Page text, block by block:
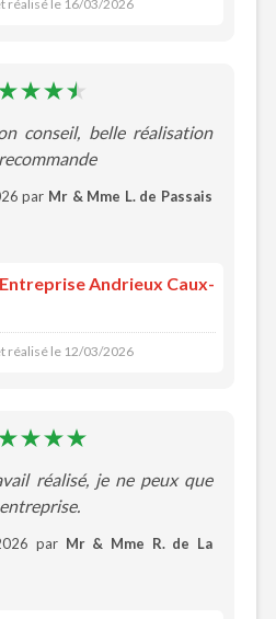
réalisé le 16/03/2026
conseil, belle réalisation
par Mr & Mme L. de Passais
Entreprise Andrieux Caux-
réalisé le 12/03/2026
réalisé, je ne peux que
par Mr & Mme R. de La